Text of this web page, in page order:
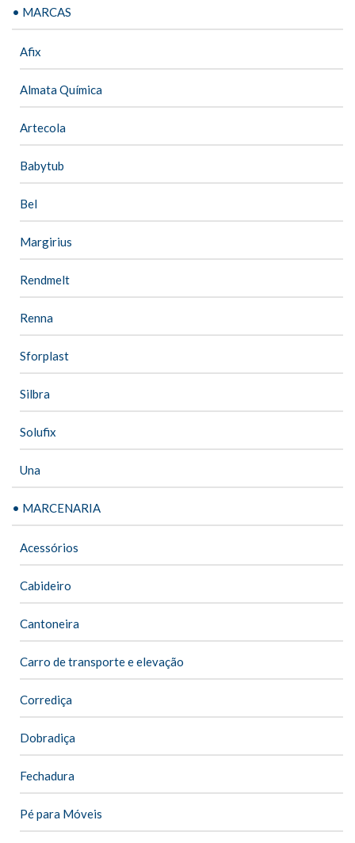
• MARCAS
Afix
Almata Química
Artecola
Babytub
Bel
Margirius
Rendmelt
Renna
Sforplast
Silbra
Solufix
Una
• MARCENARIA
Acessórios
Cabideiro
Cantoneira
Carro de transporte e elevação
Corrediça
Dobradiça
Fechadura
Pé para Móveis